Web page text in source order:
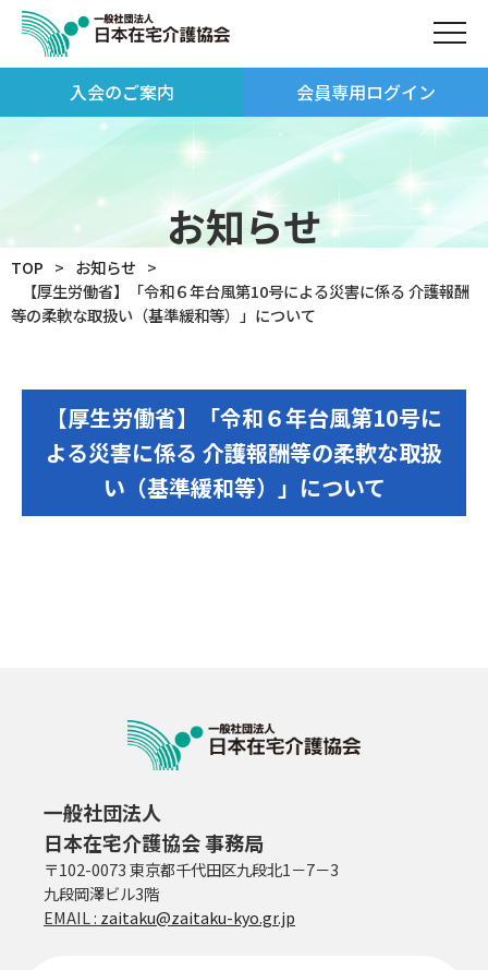
入会のご案内 会員専用ログイン
お知らせ
TOP
お知らせ
【厚生労働省】「令和６年台風第10号による災害に係る 介護報酬
等の柔軟な取扱い（基準緩和等）」について
【厚生労働省】「令和６年台風第10号に
よる災害に係る 介護報酬等の柔軟な取扱
い（基準緩和等）」について
一般社団法人
日本在宅介護協会 事務局
〒102-0073 東京都千代田区九段北1－7－3
九段岡澤ビル3階
EMAIL : zaitaku@zaitaku-kyo.gr.jp